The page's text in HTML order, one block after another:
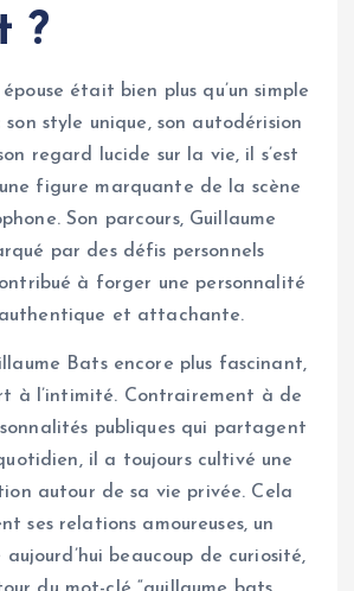
?
était bien plus qu’un simple
son style unique, son autodérision
regard lucide sur la vie, il s’est
figure marquante de la scène
Son parcours, Guillaume
par des défis personnels
à forger une personnalité
et attachante.
Bats encore plus fascinant,
à l’intimité. Contrairement à de
publiques qui partagent
il a toujours cultivé une
autour de sa vie privée. Cela
ses relations amoureuses, un
beaucoup de curiosité,